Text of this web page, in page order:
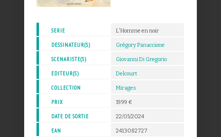
SERIE L'Homme en noir
DESSINATEUR(S) Grégory Panaccione
SCENARISTE(S) Giovanni Di Gregorio
EDITEUR(S) Delcourt
COLLECTION Mirages
PRIX 19.99 €
DATE DE SORTIE 22/05/2024
EAN 2413082727